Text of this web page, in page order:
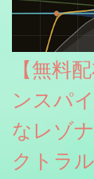
【無料
ンスパ
なレゾ
クトラ